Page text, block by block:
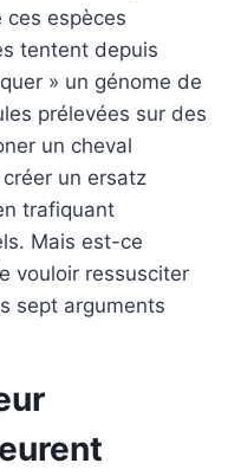
espèces
tentent depuis
» un génome de
prélevées sur des
un cheval
un ersatz
trafiquant
Mais est-ce
vouloir ressusciter
sept arguments